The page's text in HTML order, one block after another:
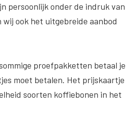
persoonlijk onder de indruk van
ook het uitgebreide aanbod
proefpakketten betaal je
moet betalen. Het prijskaartje
soorten koffiebonen in het